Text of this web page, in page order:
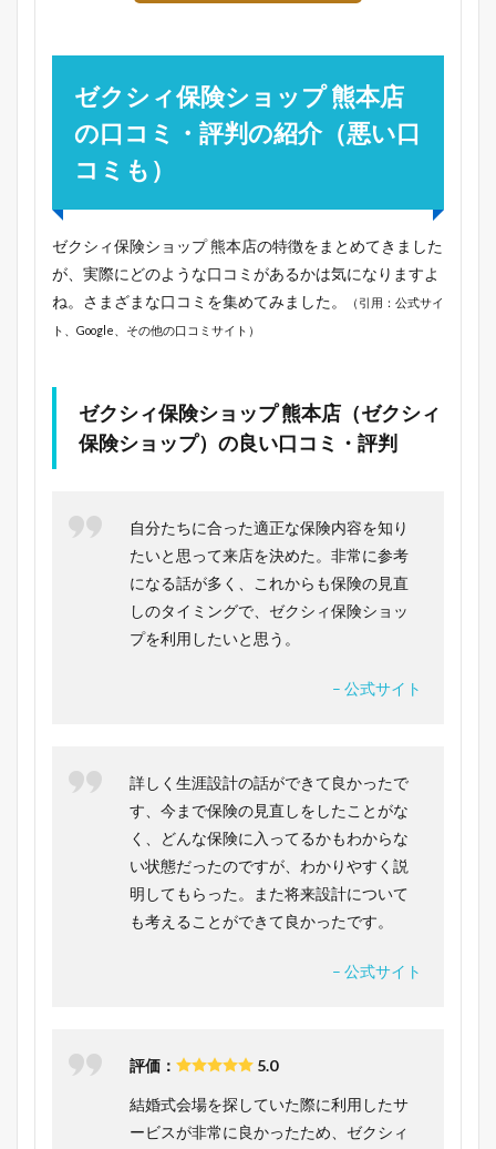
ゼクシィ保険ショップ 熊本店
の口コミ・評判の紹介（悪い口
コミも）
ゼクシィ保険ショップ 熊本店の特徴をまとめてきました
が、実際にどのような口コミがあるかは気になりますよ
ね。さまざまな口コミを集めてみました。
（引用：公式サイ
ト、Google、その他の口コミサイト）
ゼクシィ保険ショップ 熊本店（ゼクシィ
保険ショップ）の良い口コミ・評判
自分たちに合った適正な保険内容を知り
たいと思って来店を決めた。非常に参考
になる話が多く、これからも保険の見直
しのタイミングで、ゼクシィ保険ショッ
プを利用したいと思う。
– 公式サイト
詳しく生涯設計の話ができて良かったで
す、今まで保険の見直しをしたことがな
く、どんな保険に入ってるかもわからな
い状態だったのですが、わかりやすく説
明してもらった。また将来設計について
も考えることができて良かったです。
– 公式サイト
評価： 5.0
結婚式会場を探していた際に利用したサ
ービスが非常に良かったため、ゼクシィ